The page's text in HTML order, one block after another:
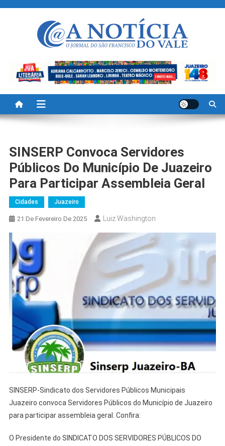
A Noticia Do Vale
SINSERP Convoca Servidores
Públicos Do Município De Juazeiro
Para Participar Assembleia Geral
Cidades Juazeiro
21 De Fevereiro De 2025 Luiz Washington
SINSERP-Sindicato dos Servidores Públicos Municipais
Juazeiro convoca Servidores Públicos do Município de Juazeiro
para participar assembleia geral. Confira:
O Presidente do SINDICATO DOS SERVIDORES PÚBLICOS DO